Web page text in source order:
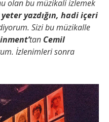
olan bu müzikali izlemek
yeter yazdığın, hadi içeri
Sizi bu müzikalle
tan Cemil
İzlenimleri sonra